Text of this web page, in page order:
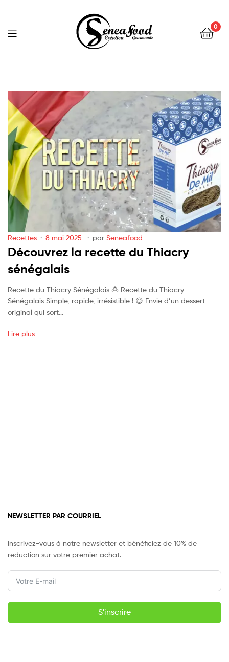
0
Recettes 8 mai 2025 par Seneafood
Découvrez la recette du Thiacry
sénégalais
Recette du Thiacry Sénégalais 🍮 Recette du Thiacry
Sénégalais Simple, rapide, irrésistible ! 😋 Envie d’un dessert
original qui sort…
Lire plus
NEWSLETTER PAR COURRIEL
Inscrivez-vous à notre newsletter et bénéficiez de 10% de
reduction sur votre premier achat.
S'inscrire